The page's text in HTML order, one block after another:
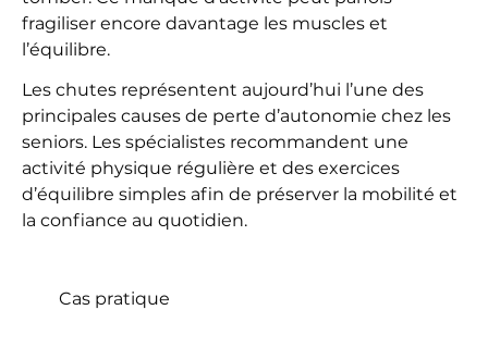
fragiliser encore davantage les muscles et
l’équilibre.
Les chutes représentent aujourd’hui l’une des
principales causes de perte d’autonomie chez les
seniors. Les spécialistes recommandent une
activité physique régulière et des exercices
d’équilibre simples afin de préserver la mobilité et
la confiance au quotidien.
Cas pratique